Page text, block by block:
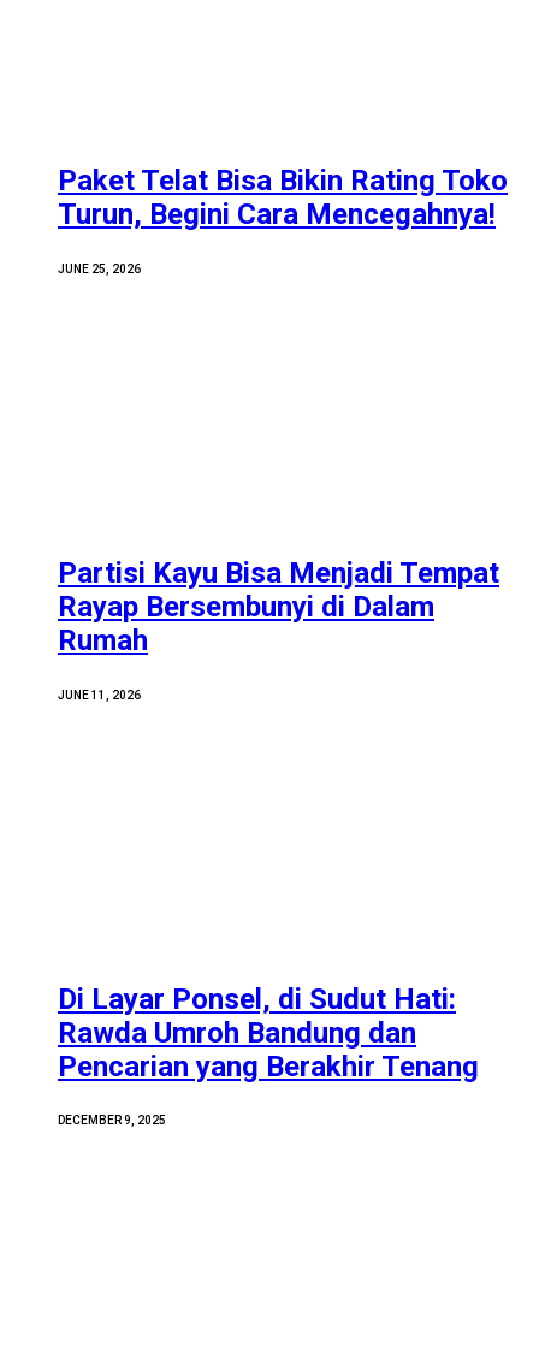
Paket Telat Bisa Bikin Rating Toko
Turun, Begini Cara Mencegahnya!
JUNE 25, 2026
Partisi Kayu Bisa Menjadi Tempat
Rayap Bersembunyi di Dalam
Rumah
JUNE 11, 2026
Di Layar Ponsel, di Sudut Hati:
Rawda Umroh Bandung dan
Pencarian yang Berakhir Tenang
DECEMBER 9, 2025